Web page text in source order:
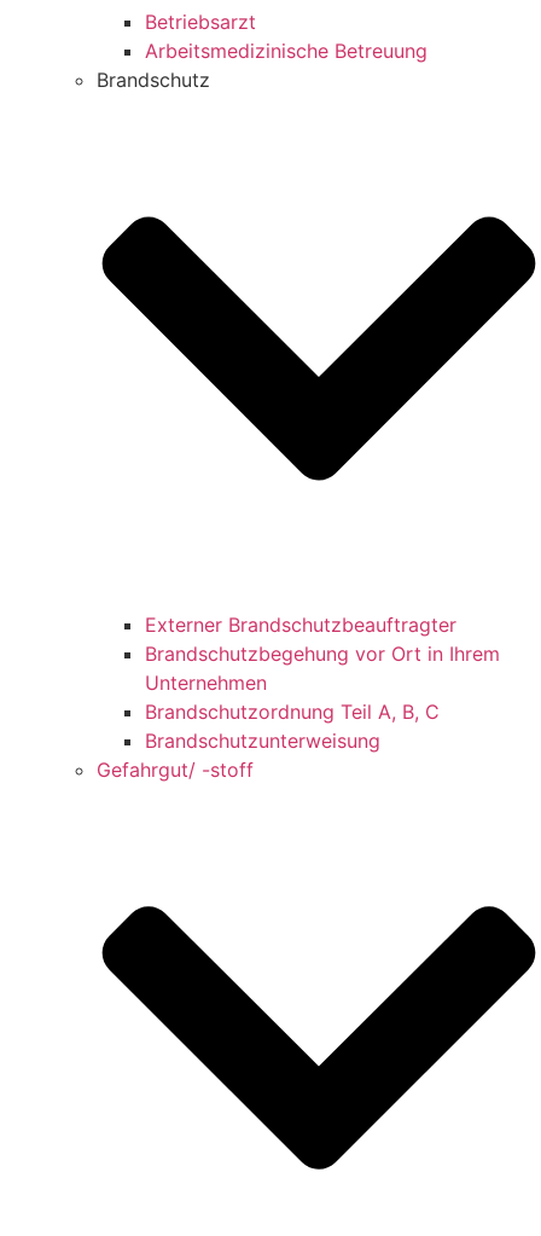
Betriebsarzt
Arbeitsmedizinische Betreuung
Brandschutz
Externer Brandschutzbeauftragter
Brandschutzbegehung vor Ort in Ihrem
Unternehmen
Brandschutzordnung Teil A, B, C
Brandschutzunterweisung
Gefahrgut/ -stoff